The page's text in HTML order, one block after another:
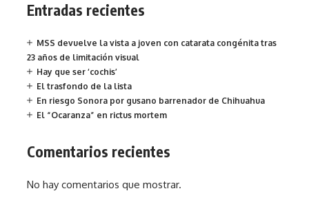
Entradas recientes
MSS devuelve la vista a joven con catarata congénita tras
23 años de limitación visual
Hay que ser ‘cochis’
El trasfondo de la lista
En riesgo Sonora por gusano barrenador de Chihuahua
El “Ocaranza” en rictus mortem
Comentarios recientes
No hay comentarios que mostrar.